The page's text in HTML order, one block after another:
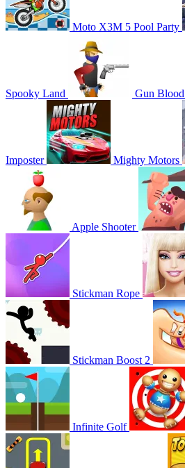
Moto X3M 5 Pool Party
Spooky Land Gun Blood
Imposter Mighty Motors
Apple Shooter
Stickman Rope
Stickman Boost 2
Infinite Golf